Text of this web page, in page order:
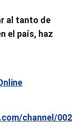
al tanto de
el país, haz
channel/